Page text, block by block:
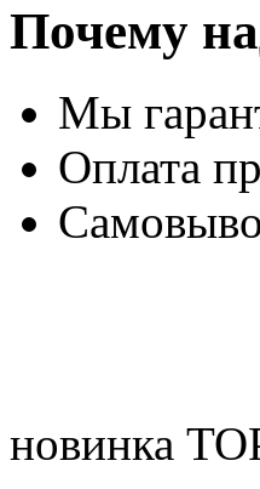
Почему
Мы
Оплата
новинка